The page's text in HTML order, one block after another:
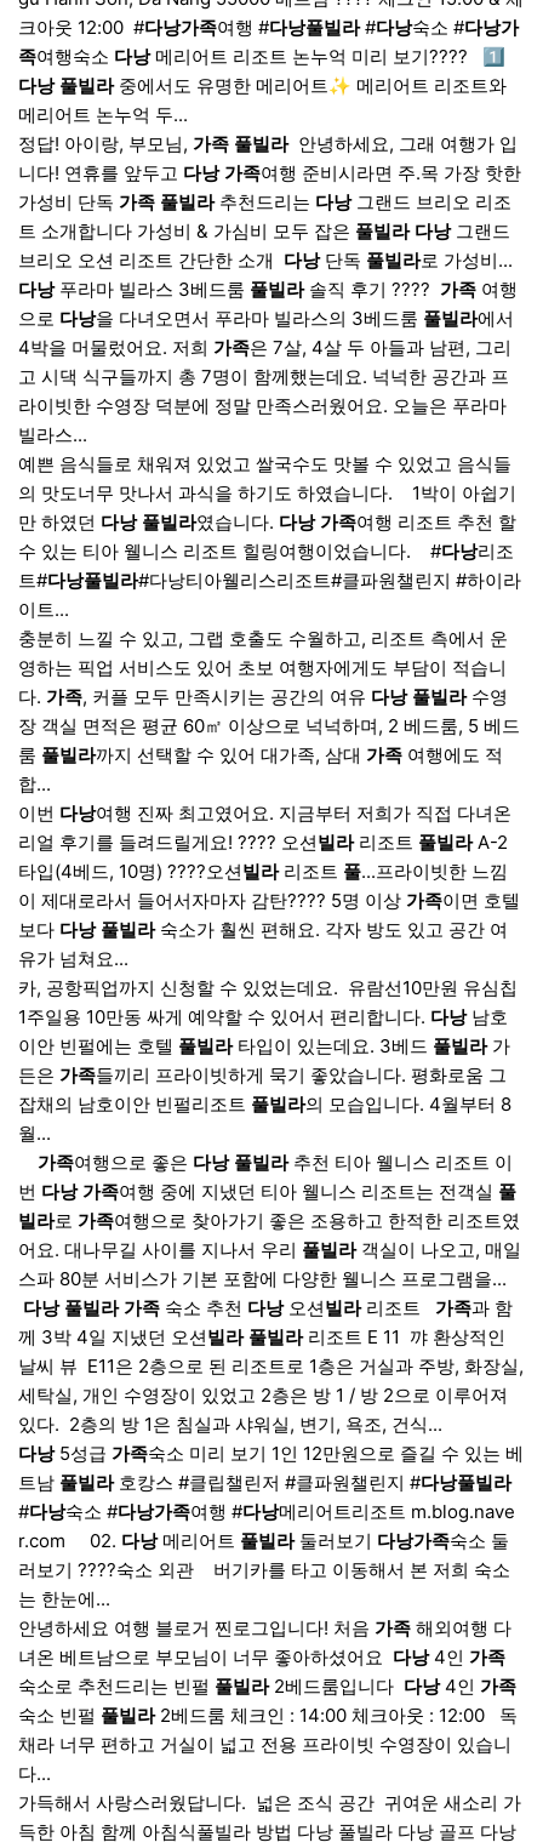
크아웃 12:00 ​ #다낭가족여행 #다낭풀빌라#다낭숙소 #다낭가
족여행숙소 다낭메리어트 리조트 논누억 미리 보기???? ​ ​ 1️⃣
다낭 풀빌라중에서도 유명한 메리어트✨ 메리어트 리조트와
메리어트 논누억 두...
정답! 아이랑, 부모님, 가족 풀빌라​ 안녕하세요, 그래 여행가 입
니다! 연휴를 앞두고 다낭 가족여행 준비시라면 주.목 가장 핫한
가성비 단독 가족 풀빌라추천드리는 다낭그랜드 브리오 리조
트 소개합니다 가성비 & 가심비 모두 잡은 풀빌라 다낭그랜드
브리오 오션 리조트 간단한 소개 ​ 다낭단독 풀빌라로 가성비...
다낭푸라마 빌라스 3베드룸 풀빌라솔직 후기 ????️ ​ 가족 여행
으로 다낭을 다녀오면서 푸라마 빌라스의 3베드룸 풀빌라에서
4박을 머물렀어요. 저희 가족은 7살, 4살 두 아들과 남편, 그리
고 시댁 식구들까지 총 7명이 함께했는데요. 넉넉한 공간과 프
라이빗한 수영장 덕분에 정말 만족스러웠어요. 오늘은 푸라마
빌라스...
예쁜 음식들로 채워져 있었고 쌀국수도 맛볼 수 있었고 음식들
의 맛도너무 맛나서 과식을 하기도 하였습니다. ​ ​ ​ 1박이 아쉽기
만 하였던 다낭 풀빌라였습니다. 다낭 가족여행 리조트 추천 할
수 있는 티아 웰니스 리조트 힐링여행이었습니다. ​ ​ ​ #다낭리조
트#다낭풀빌라#다낭티아웰리스리조트#클파원챌린지 #하이라
이트...
충분히 느낄 수 있고, 그랩 호출도 수월하고, 리조트 측에서 운
영하는 픽업 서비스도 있어 초보 여행자에게도 부담이 적습니
다. 가족, 커플 모두 만족시키는 공간의 여유 다낭 풀빌라수영
장 객실 면적은 평균 60㎡ 이상으로 넉넉하며, 2 베드룸, 5 베드
룸 풀빌라까지 선택할 수 있어 대가족, 삼대 가족 여행에도 적
합...
이번 다낭여행 진짜 최고였어요. 지금부터 저희가 직접 다녀온
리얼 후기를 들려드릴게요! ???? 오션빌라리조트 풀빌라A-2
타입(4베드, 10명) ????오션빌라리조트 풀...프라이빗한 느낌
이 제대로라서 들어서자마자 감탄???? 5명 이상 가족이면 호텔
보다 다낭 풀빌라숙소가 훨씬 편해요. 각자 방도 있고 공간 여
유가 넘쳐요...
카, 공항픽업까지 신청할 수 있었는데요. ​ 유람선10만원 유심칩
1주일용 10만동 싸게 예약할 수 있어서 편리합니다. 다낭남호
이안 빈펄에는 호텔 풀빌라타입이 있는데요. 3베드 풀빌라가
든은 가족들끼리 프라이빗하게 묵기 좋았습니다. 평화로움 그
잡채의 남호이안 빈펄리조트 풀빌라의 모습입니다. 4월부터 8
월...
가족여행으로 좋은 다낭 풀빌라추천 티아 웰니스 리조트 이
번 다낭 가족여행 중에 지냈던 티아 웰니스 리조트는 전객실 풀
빌라로 가족여행으로 찾아가기 좋은 조용하고 한적한 리조트였
어요. 대나무길 사이를 지나서 우리 풀빌라객실이 나오고, 매일
스파 80분 서비스가 기본 포함에 다양한 웰니스 프로그램을...
다낭 풀빌라 가족 숙소 추천 다낭오션빌라리조트 ​ ​ 가족과 함
께 3박 4일 지냈던 오션빌라 풀빌라리조트 E 11 ​ 꺄 환상적인
날씨 뷰 ​ E11은 2층으로 된 리조트로 1층은 거실과 주방, 화장실,
세탁실, 개인 수영장이 있었고 2층은 방 1 / 방 2으로 이루어져
있다. ​ 2층의 방 1은 침실과 샤워실, 변기, 욕조, 건식...
다낭5성급 가족숙소 미리 보기 1인 12만원으로 즐길 수 있는 베
트남 풀빌라호캉스 #클립챌린저 #클파원챌린지 #다낭풀빌라
#다낭숙소 #다낭가족여행 #다낭메리어트리조트 m.blog.nave
r.com ​ ​ ​ ​ 02. 다낭메리어트 풀빌라둘러보기 다낭가족숙소 둘
러보기 ????숙소 외관​ ​ ​ ​ 버기카를 타고 이동해서 본 저희 숙소
는 한눈에...
안녕하세요 여행 블로거 찐로그입니다! 처음 가족 해외여행 다
녀온 베트남으로 부모님이 너무 좋아하셨어요 ​ 다낭4인 가족
숙소로 추천드리는 빈펄 풀빌라2베드룸입니다 ​ 다낭4인 가족
숙소 빈펄 풀빌라2베드룸 체크인 : 14:00 체크아웃 : 12:00 ​ ​ 독
채라 너무 편하고 거실이 넓고 전용 프라이빗 수영장이 있습니
다...
가득해서 사랑스러웠답니다. ​ 넓은 조식 공간 ​ 귀여운 새소리 가
득한 아침 함께 아침식풀빌라 방법 다낭 풀빌라 다낭 골프 다낭